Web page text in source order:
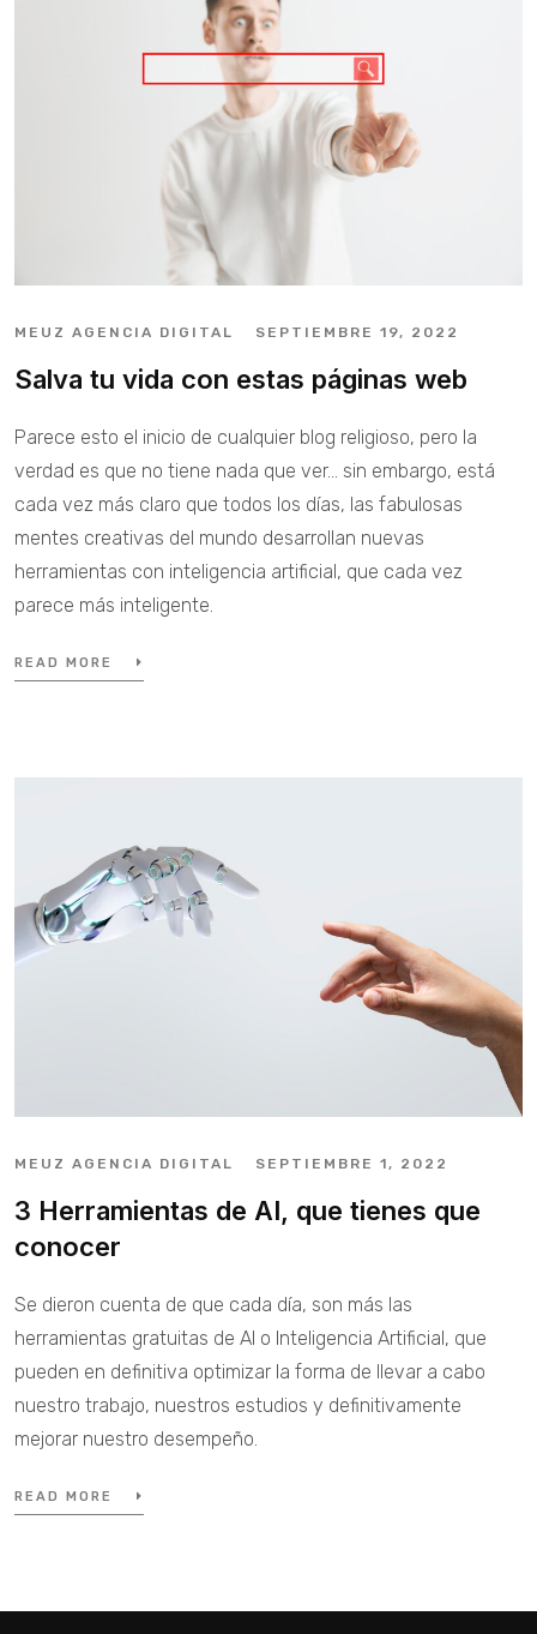
MEUZ AGENCIA DIGITAL SEPTIEMBRE 19, 2022
Salva tu vida con estas páginas web
Parece esto el inicio de cualquier blog religioso, pero la
verdad es que no tiene nada que ver… sin embargo, está
cada vez más claro que todos los días, las fabulosas
mentes creativas del mundo desarrollan nuevas
herramientas con inteligencia artificial, que cada vez
parece más inteligente.
READ MORE
MEUZ AGENCIA DIGITAL SEPTIEMBRE 1, 2022
3 Herramientas de AI, que tienes que
conocer
Se dieron cuenta de que cada día, son más las
herramientas gratuitas de AI o Inteligencia Artificial, que
pueden en definitiva optimizar la forma de llevar a cabo
nuestro trabajo, nuestros estudios y definitivamente
mejorar nuestro desempeño.
READ MORE